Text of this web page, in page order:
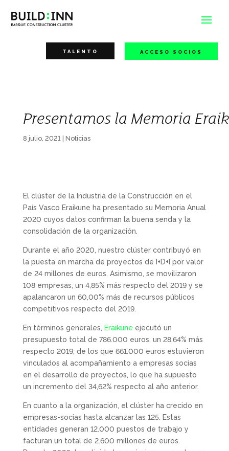
TALENTO ACCESO SOCIOS
Presentamos la Memoria
8 julio, 2021| Noticias
El clúster de la Industria de la Construcción en el
País Vasco Eraikune ha presentado su Memoria Anual
2020 cuyos datos confirman la buena senda y la
consolidación de la organización.
Durante el año 2020, nuestro clúster contribuyó en
la puesta en marcha de proyectos de I+D+I por valor
de 24 millones de euros. Asimismo, se movilizaron
108 empresas, un 4,85% más respecto del 2019 y se
apalancaron un 60,00% más de recursos públicos
competitivos respecto del 2019.
En términos generales, Eraikune ejecutó un
presupuesto total de 786.000 euros, un 28,64% más
respecto 2019; de los que 661.000 euros estuvieron
vinculados al acompañamiento a empresas socias
en el desarrollo de proyectos, lo que ha supuesto
un incremento del 34,62% respecto al año anterior.
En cuanto a la organización, el clúster ha crecido en
empresas-socias hasta alcanzar las 125. Estas
entidades generan 12.000 puestos de trabajo y
facturan un total de 2.600 millones de euros.